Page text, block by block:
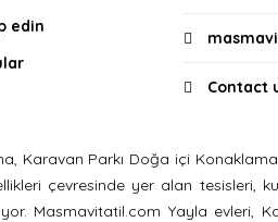
edin
Contact
Karavan Parkı Doğa içi
çevresinde yer alan tesisleri,
Masmavitatil.com Yayla evleri,